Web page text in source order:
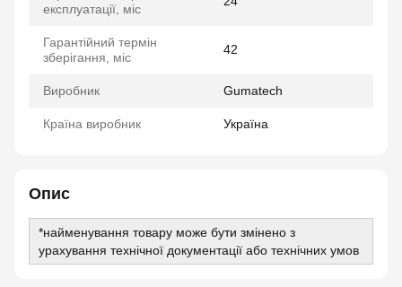
експлуатації, міс
Гарантійний термін
зберігання, міс
42
Виробник Gumatech
Країна виробник Україна
Опис
*найменування товару може бути змінено з
урахування технічної документації або технічних умов